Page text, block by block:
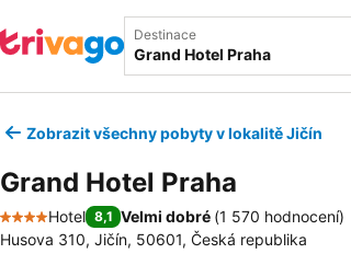
Destinace
Zobrazit všechny pobyty v lokalitě Jičín
Grand Hotel Praha
4 Počet hvězdiček
Hotel 8,1 Velmi dobré (1 570 hodnocení)
Husova 310, Jičín, 50601, Česká republika